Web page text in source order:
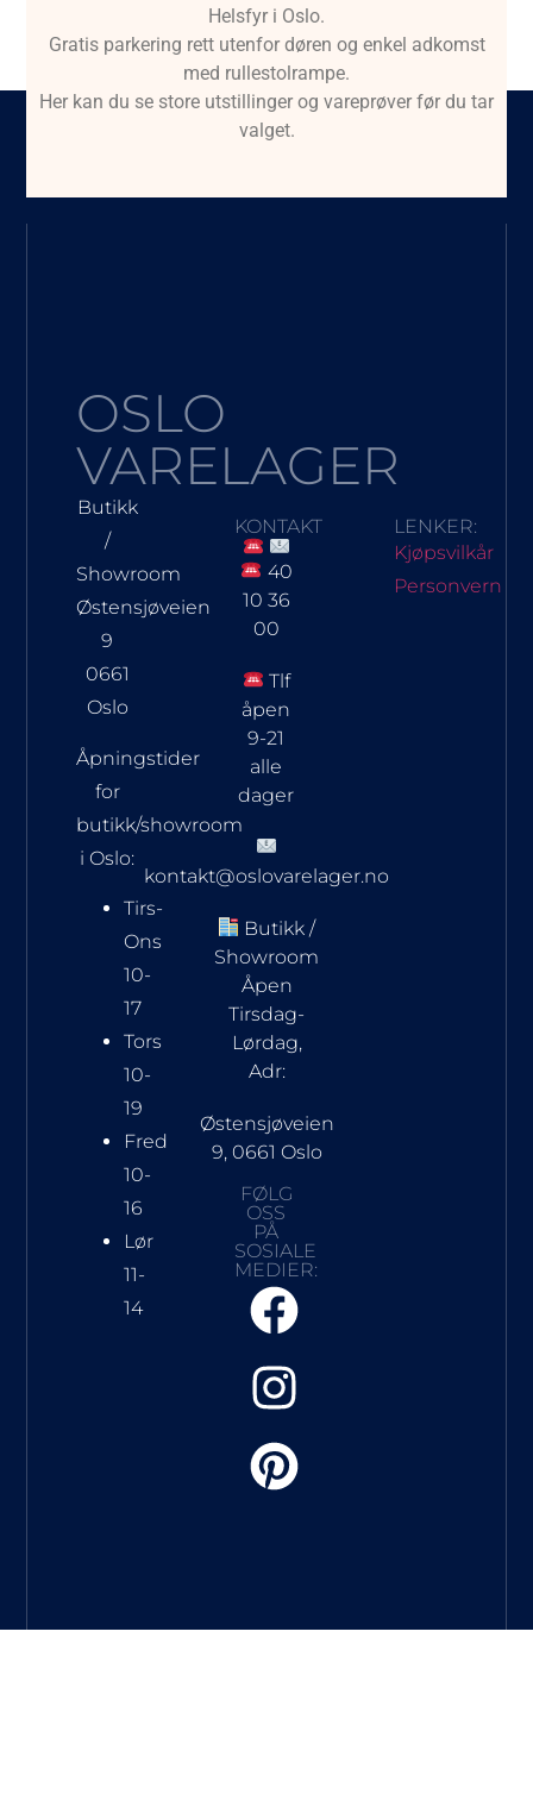
Helsfyr i Oslo.
Gratis parkering rett utenfor døren og enkel adkomst
med rullestolrampe.
Her kan du se store utstillinger og vareprøver før du tar
valget.
OSLO
VARELAGER
Butikk
/
Showroom
Østensjøveien
9
0661
Oslo
Åpningstider
for
butikk/showroom
i Oslo:
Tirs-
Ons
10-
17
Tors
10-
19
Fred
10-
16
Lør
11-
14
KONTAKT
40
10 36
00
Tlf
åpen
9-21
alle
dager
kontakt@oslovarelager.no
Butikk /
Showroom
Åpen
Tirsdag-
Lørdag,
Adr:
Østensjøveien
9, 0661 Oslo
FØLG
OSS
PÅ
SOSIALE
MEDIER:
LENKER:
Kjøpsvilkår
Personvern